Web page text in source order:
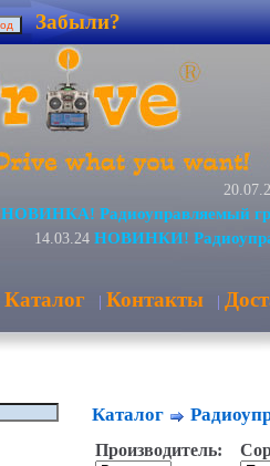
Забыли?
НОВИНКА! Радиоуправляемый
14.03.24 НОВИНКИ!
Каталог | Контакты |
Каталог
Производитель: